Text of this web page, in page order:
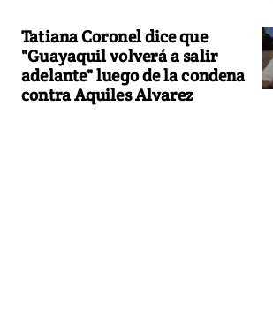
Tatiana Coronel dice que
"Guayaquil volverá a salir
adelante" luego de la condena
contra Aquiles Alvarez